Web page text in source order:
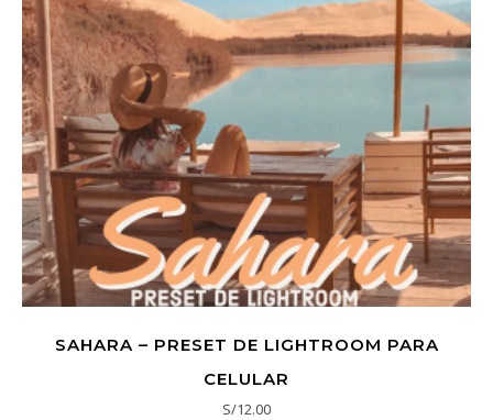
SAHARA – PRESET DE LIGHTROOM PARA
CELULAR
S/12.00